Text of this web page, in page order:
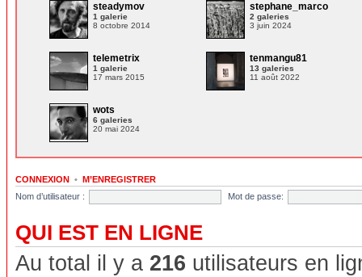
steadymov
1 galerie
8 octobre 2014
stephane_marco
2 galeries
3 juin 2024
telemetrix
1 galerie
17 mars 2015
tenmangu81
13 galeries
11 août 2022
wots
6 galeries
20 mai 2024
CONNEXION • M’ENREGISTRER
Nom d’utilisateur :
Mot de passe:
QUI EST EN LIGNE
Au total il y a 216 utilisateurs en